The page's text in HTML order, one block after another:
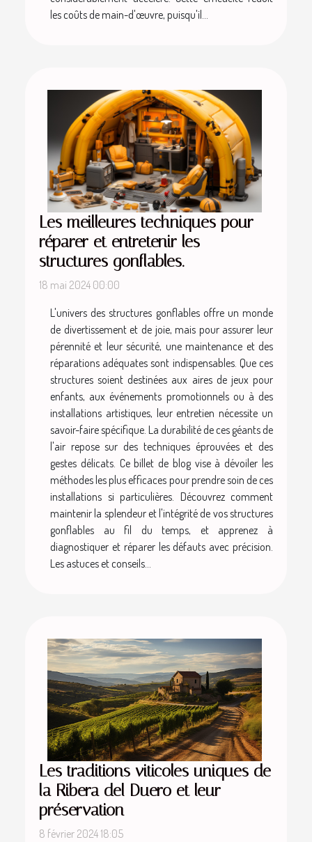
les coûts de main-d'œuvre, puisqu'il...
Les meilleures techniques pour
réparer et entretenir les
structures gonflables.
18 mai 2024 00:00
L'univers des structures gonflables offre un monde
de divertissement et de joie, mais pour assurer leur
pérennité et leur sécurité, une maintenance et des
réparations adéquates sont indispensables. Que ces
structures soient destinées aux aires de jeux pour
enfants, aux événements promotionnels ou à des
installations artistiques, leur entretien nécessite un
savoir-faire spécifique. La durabilité de ces géants de
l'air repose sur des techniques éprouvées et des
gestes délicats. Ce billet de blog vise à dévoiler les
méthodes les plus efficaces pour prendre soin de ces
installations si particulières. Découvrez comment
maintenir la splendeur et l'intégrité de vos structures
gonflables au fil du temps, et apprenez à
diagnostiquer et réparer les défauts avec précision.
Les astuces et conseils...
Les traditions viticoles uniques de
la Ribera del Duero et leur
préservation
8 février 2024 18:05